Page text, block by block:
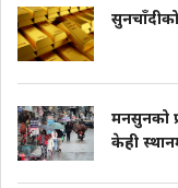
मनसुनको
केही